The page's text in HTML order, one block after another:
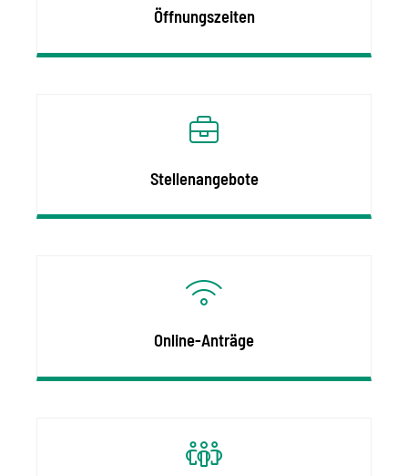
Öffnungszeiten
Stellenangebote
Online-Anträge